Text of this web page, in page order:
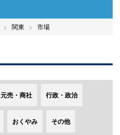
関東 市場
元売・商社 行政・政治
おくやみ その他